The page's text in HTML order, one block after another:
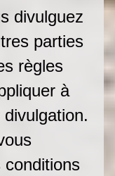
divulguez
parties
règles
à
conditions